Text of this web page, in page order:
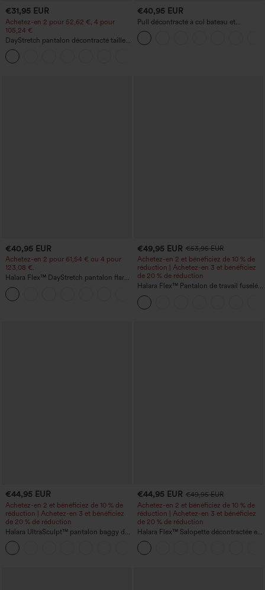
€31,95 EUR
Achetez-en 2 pour 52,62 €, 4 pour
105,24 €
DayStretch pantalon décontracté taille
haute à jambe en forme de tonneau
avec poches
€40,95 EUR
Pull décontracté à col bateau et
manches chauve-souris
€40,95 EUR
Achetez-en 2 pour 61,54 € ou 4 pour
123,08 €.
Halara Flex™ DayStretch pantalon flare
de travail, taille mi-haute, poche latérale
zippée
€49,95 EUR €53,95 EUR
Achetez-en 2 et bénéficiez de 10 % de
réduction | Achetez-en 3 et bénéficiez
de 20 % de réduction
Halara Flex™ Pantalon de travail fuselé,
uni, taille haute, avec poches
€44,95 EUR
Achetez-en 2 et bénéficiez de 10 % de
réduction | Achetez-en 3 et bénéficiez
de 20 % de réduction
Halara UltraSculpt™ pantalon baggy de
yoga taille haute à effet gainant pour le
ventre, à rayures color block, avec
poches
€44,95 EUR €49,95 EUR
Achetez-en 2 et bénéficiez de 10 % de
réduction | Achetez-en 3 et bénéficiez
de 20 % de réduction
Halara Flex™ Salopette décontractée en
denim lavé à encolure en V avec poche